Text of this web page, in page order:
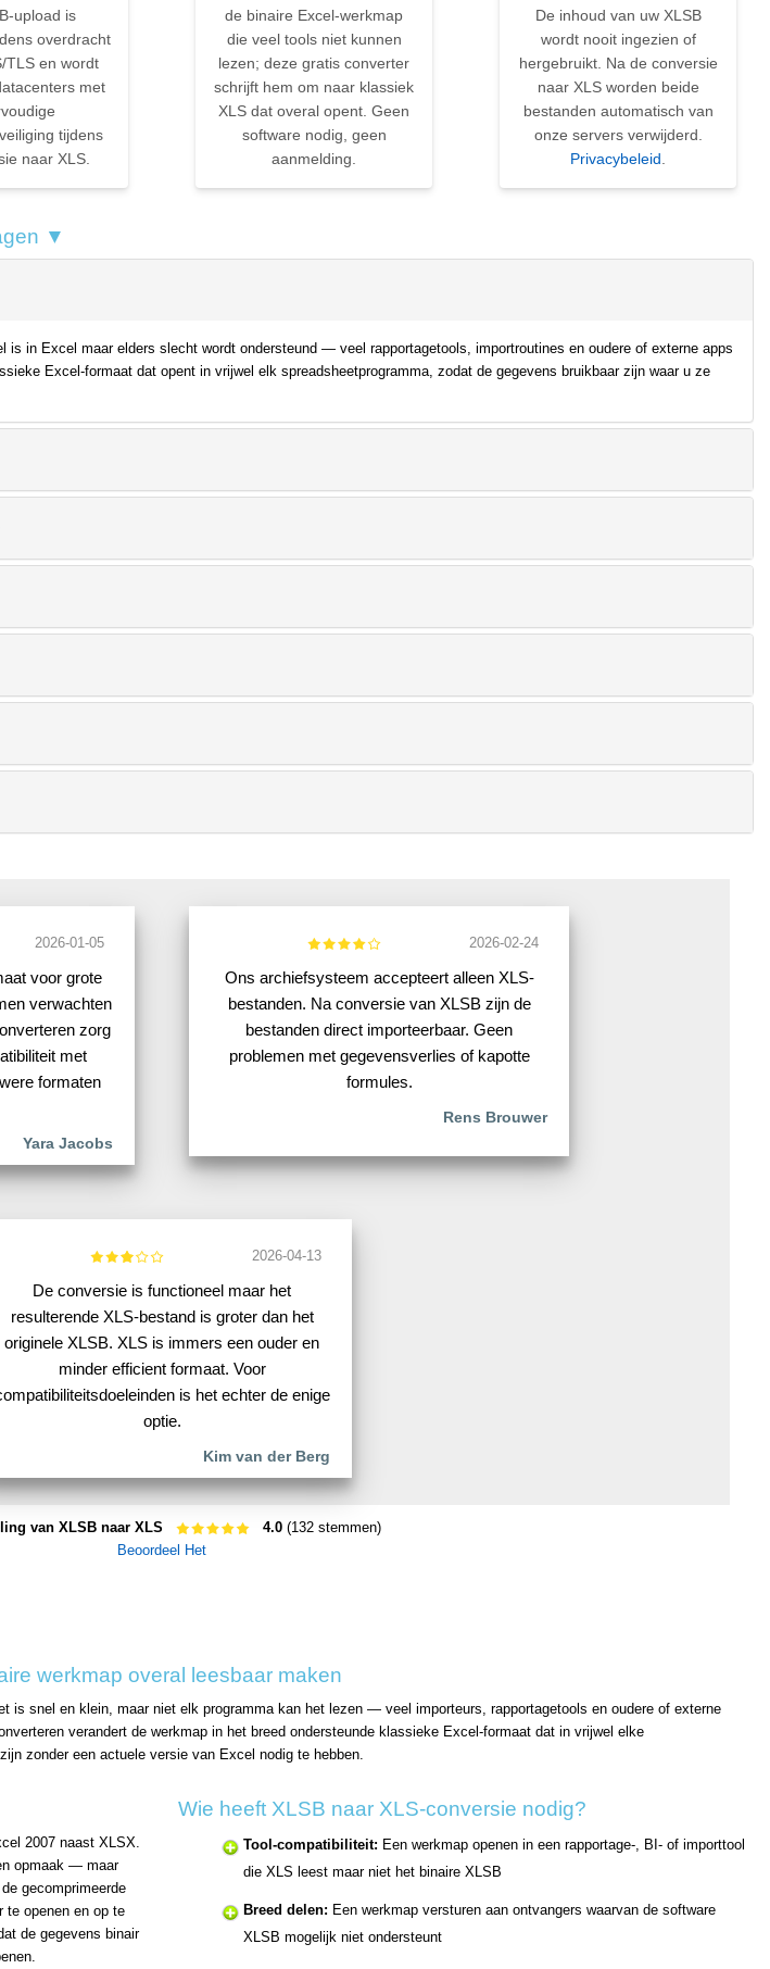
upload is
overdracht
TLS en wordt
met
tijdens
naar XLS.
de binaire Excel-werkmap
die veel tools niet kunnen
lezen; deze gratis converter
schrijft hem om naar klassiek
XLS dat overal opent. Geen
software nodig, geen
aanmelding.
De inhoud van uw XLSB
wordt nooit ingezien of
hergebruikt. Na de conversie
naar XLS worden beide
bestanden automatisch van
onze servers verwijderd.
Privacybeleid
▼
in Excel maar elders slecht wordt ondersteund — veel rapportagetools, importroutines en oudere of externe apps
Excel-formaat dat opent in vrijwel elk spreadsheetprogramma, zodat de gegevens bruikbaar zijn waar u ze
2026-01-05
voor grote
verwachten
zorg
met
formaten
Yara Jacobs
2026-02-24
Ons archiefsysteem accepteert alleen XLS-
bestanden. Na conversie van XLSB zijn de
bestanden direct importeerbaar. Geen
problemen met gegevensverlies of kapotte
formules.
Rens Brouwer
2026-04-13
De conversie is functioneel maar het
resulterende XLS-bestand is groter dan het
originele XLSB. XLS is immers een ouder en
minder efficient formaat. Voor
is het echter de enige
optie.
Kim van der Berg
van XLSB naar XLS 4.0(132 stemmen)
Beoordeel Het
werkmap overal leesbaar maken
is snel en klein, maar niet elk programma kan het lezen — veel importeurs, rapportagetools en oudere of externe
verandert de werkmap in het breed ondersteunde klassieke Excel-formaat dat in vrijwel elke
zonder een actuele versie van Excel nodig te hebben.
2007 naast XLSX.
opmaak — maar
gecomprimeerde
te openen en op te
de gegevens binair
Wie heeft XLSB naar XLS-conversie nodig?
Tool-compatibiliteit: Een werkmap openen in een rapportage-, BI- of importtool
die XLS leest maar niet het binaire XLSB
Breed delen: Een werkmap versturen aan ontvangers waarvan de software
XLSB mogelijk niet ondersteunt